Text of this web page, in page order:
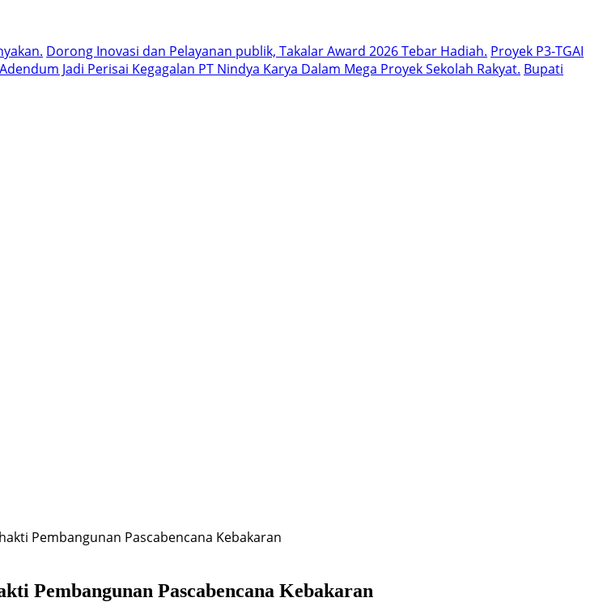
Dorong Inovasi dan Pelayanan publik, Takalar Award 2026 Tebar Hadiah. Proyek P3-TGAI
Adendum Jadi Perisai Kegagalan PT Nindya Karya Dalam Mega Proyek Sekolah Rakyat. Bupati
Pembangunan Pascabencana Kebakaran
Pembangunan Pascabencana Kebakaran